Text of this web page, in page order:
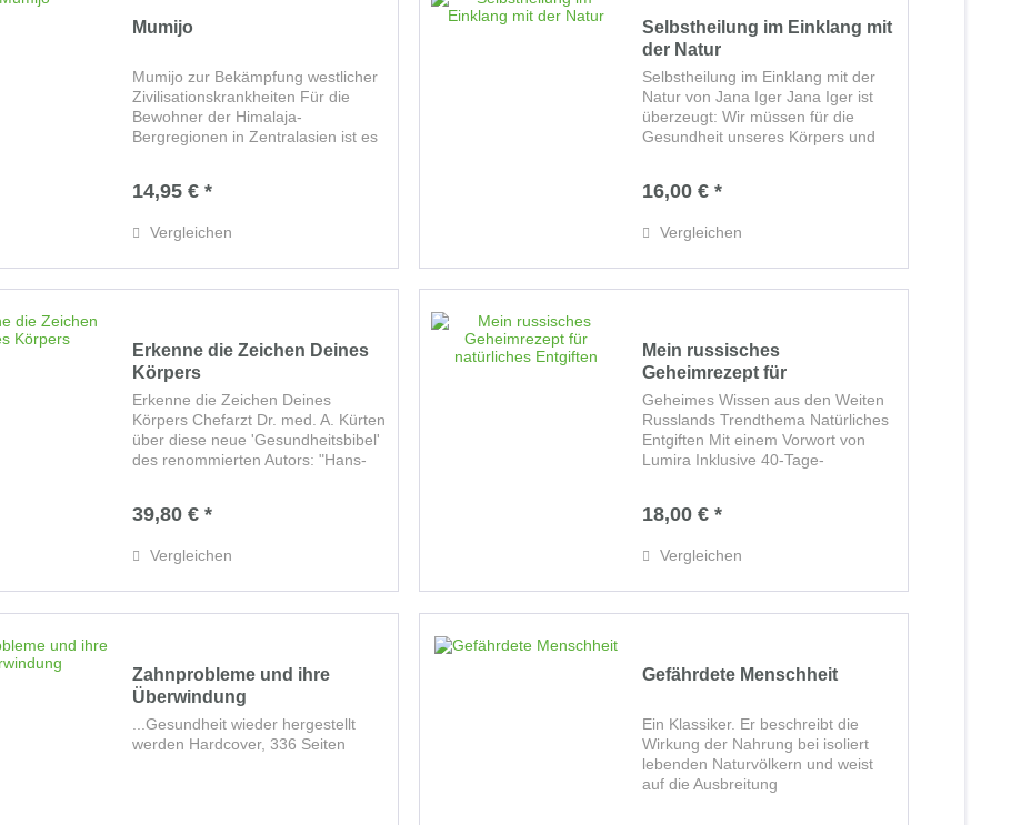
Mumijo
Mumijo zur Bekämpfung westlicher
Zivilisationskrankheiten Für die
Bewohner der Himalaja-
Bergregionen in Zentralasien ist es
interessantesten Naturheilmittel
14,95 € *
Vergleichen
Selbstheilung im Einklang mit
der Natur
Selbstheilung im Einklang mit der
Natur von Jana Iger Jana Iger ist
überzeugt: Wir müssen für die
Gesundheit unseres Körpers und
Krankheit unser eigener Heiler sein.
16,00 € *
Vergleichen
Erkenne die Zeichen Deines
Körpers
Erkenne die Zeichen Deines
Körpers Chefarzt Dr. med. A. Kürten
über diese neue 'Gesundheitsbibel'
des renommierten Autors: "Hans-
Patienten und Ärzte die...
39,80 € *
Vergleichen
Mein russisches
Geheimrezept für
natürliches...
Geheimes Wissen aus den Weiten
Russlands Trendthema Natürliches
Entgiften Mit einem Vorwort von
Lumira Inklusive 40-Tage-
Gesundheit und dauerhafter
18,00 € *
Vergleichen
Zahnprobleme und ihre
Überwindung
...Gesundheit wieder hergestellt
werden Hardcover, 336 Seiten
Gefährdete Menschheit
Ein Klassiker. Er beschreibt die
Wirkung der Nahrung bei isoliert
lebenden Naturvölkern und weist
auf die Ausbreitung